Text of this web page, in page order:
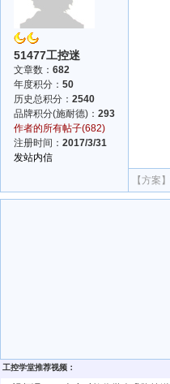
51477工控迷
文章数： 682
年度积分： 50
历史总积分： 2540
品牌积分(施耐德)： 293
作者的所有帖子(682)
注册时间： 2017/3/31
发站内信
【方案】
工控学堂推荐视频：